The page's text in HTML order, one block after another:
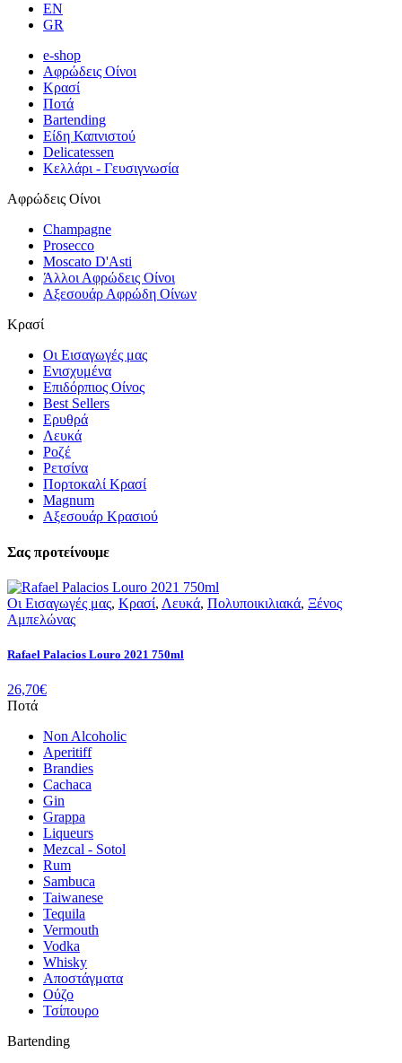
EN
GR
e-shop
Αφρώδεις Οίνοι
Κρασί
Ποτά
Bartending
Είδη Καπνιστού
Delicatessen
Κελλάρι - Γευσιγνωσία
Αφρώδεις Οίνοι
Champagne
Prosecco
Moscato D'Asti
Άλλοι Αφρώδεις Οίνοι
Αξεσουάρ Αφρώδη Οίνων
Κρασί
Οι Εισαγωγές μας
Ενισχυμένα
Επιδόρπιος Οίνος
Best Sellers
Ερυθρά
Λευκά
Ροζέ
Ρετσίνα
Πορτοκαλί Κρασί
Magnum
Αξεσουάρ Κρασιού
Σας προτείνουμε
Οι Εισαγωγές μας, Κρασί, Λευκά, Πολυποικιλιακά, Ξένος
Αμπελώνας
Rafael Palacios Louro 2021 750ml
26,70€
Ποτά
Non Alcoholic
Aperitiff
Brandies
Cachaca
Gin
Grappa
Liqueurs
Mezcal - Sotol
Rum
Sambuca
Taiwanese
Tequila
Vermouth
Vodka
Whisky
Αποστάγματα
Ούζο
Τσίπουρο
Bartending